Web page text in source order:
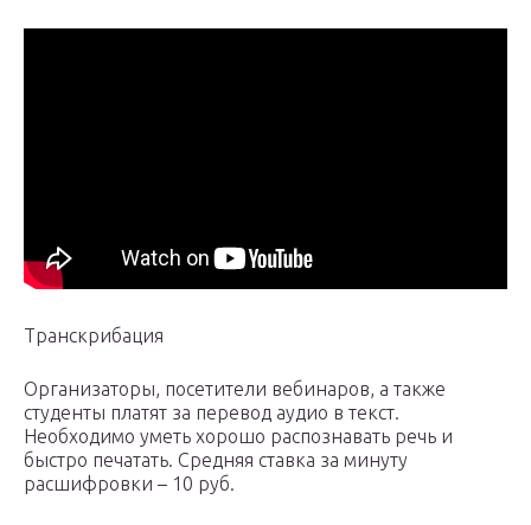
Транскрибация
Организаторы, посетители вебинаров, а также
студенты платят за перевод аудио в текст.
Необходимо уметь хорошо распознавать речь и
быстро печатать. Средняя ставка за минуту
расшифровки – 10 руб.